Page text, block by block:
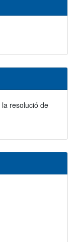
resolució de